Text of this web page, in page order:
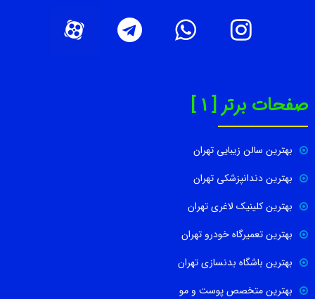
صفحات برتر [ 1 ]
بهترین سالن زیبایی تهران
بهترین دندانپزشکی تهران
بهترین کلینیک لاغری تهران
بهترین تعمیرگاه خودرو تهران
بهترین باشگاه بدنسازی تهران
بهترین متخصص پوست و مو